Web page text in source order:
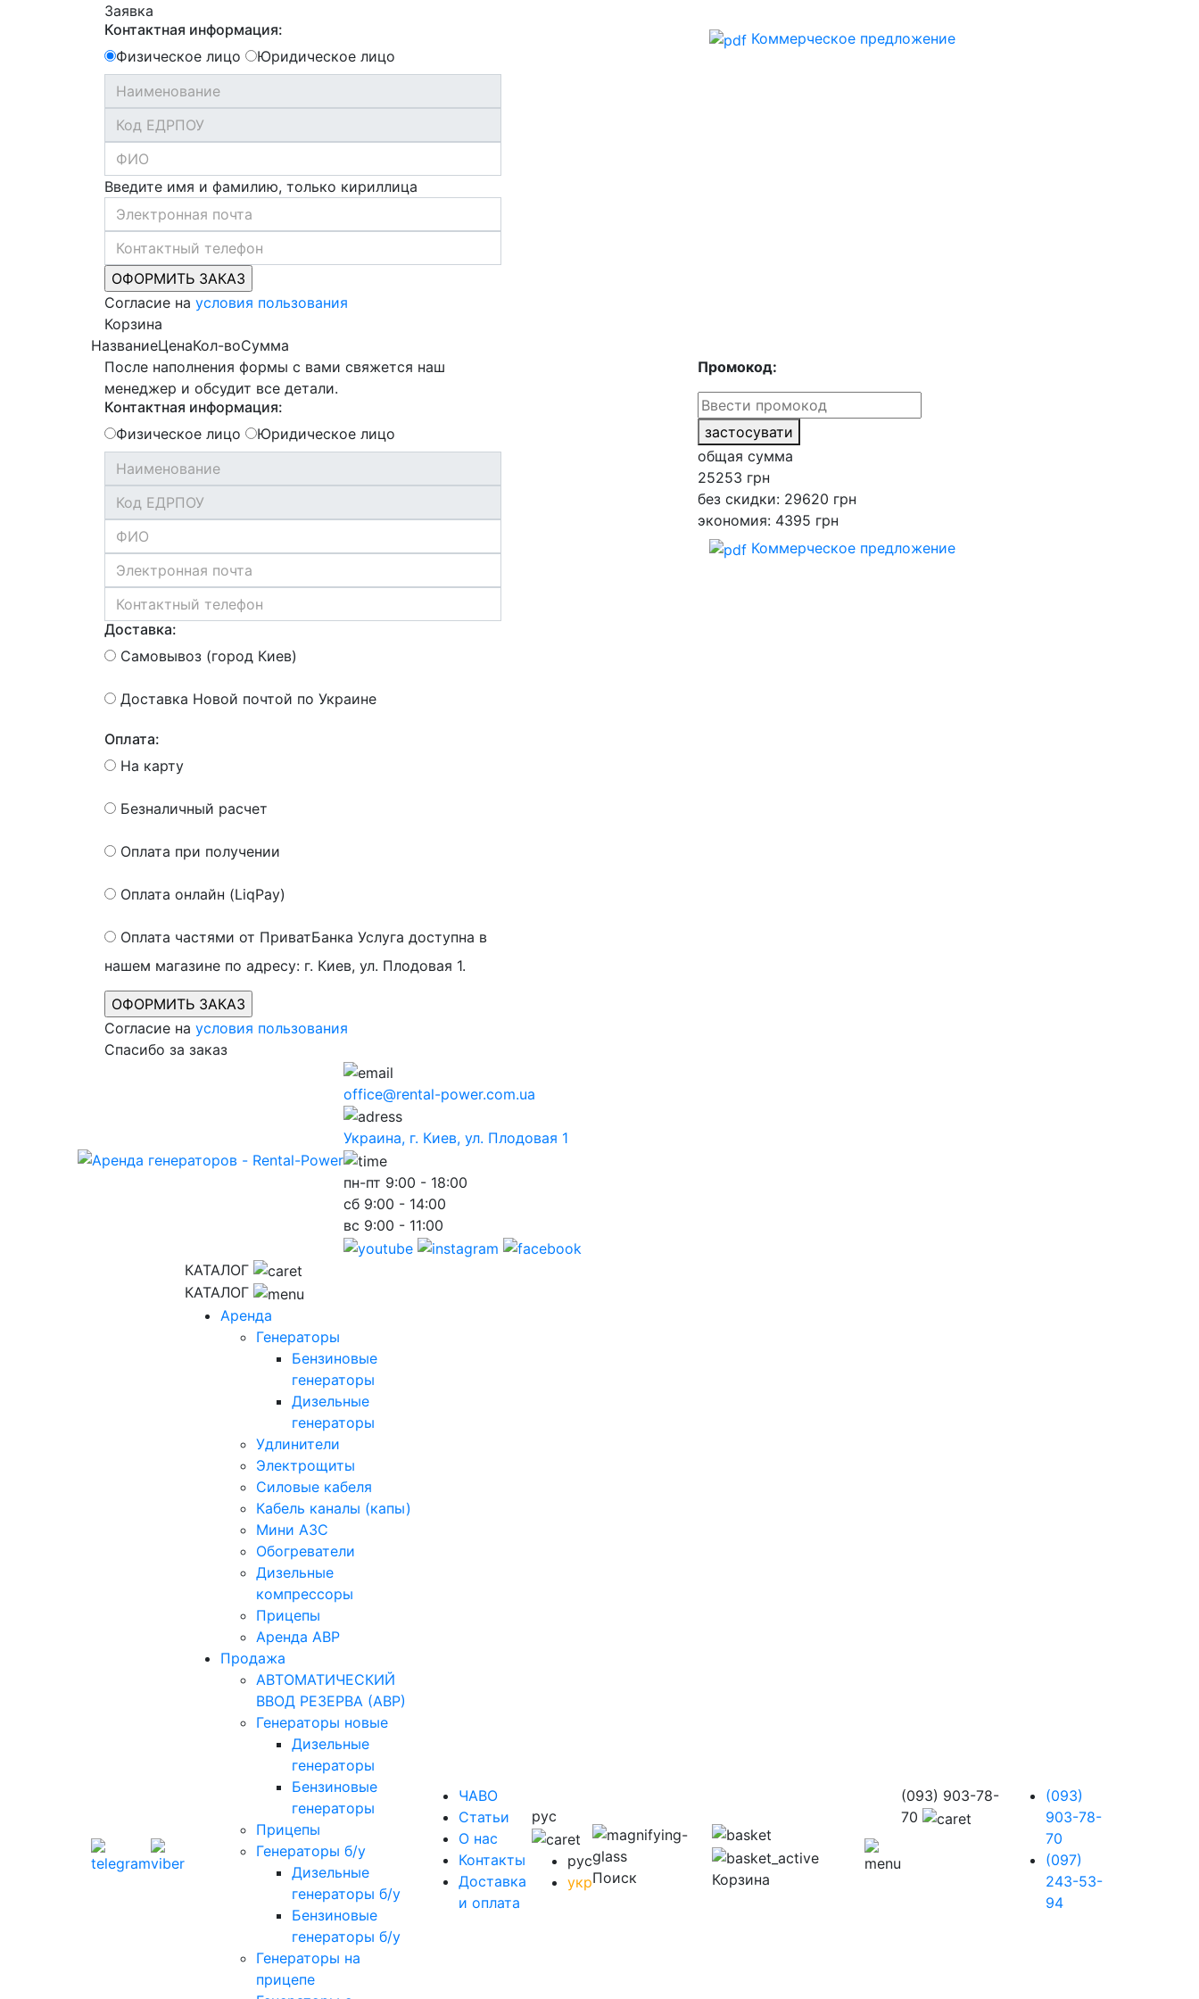
Заявка
Контактная информация:
Физическое лицо
Юридическое лицо
Введите имя и фамилию, только кириллица
Согласие на условия пользования
Коммерческое предложение
Корзина
НазваниеЦенаКол-воСумма
После наполнения формы с вами свяжется наш
менеджер и обсудит все детали.
Контактная информация:
Физическое лицо
Юридическое лицо
Доставка:
Самовывоз (город Киев)
Доставка Новой почтой по Украине
Оплата:
На карту
Безналичный расчет
Оплата при получении
Оплата онлайн (LiqPay)
Оплата частями от ПриватБанка Услуга доступна в
нашем магазине по адресу: г. Киев, ул. Плодовая 1.
Согласие на условия пользования
Промокод:
застосувати
общая сумма
25253 грн
без скидки: 29620 грн
экономия: 4395 грн
Коммерческое предложение
Спасибо за заказ
office@rental-power.com.ua
Украина, г. Киев, ул. Плодовая 1
пн-пт 9:00 - 18:00
сб 9:00 - 14:00
вс 9:00 - 11:00
КАТАЛОГ
КАТАЛОГ
Аренда
Генераторы
Бензиновые
генераторы
Дизельные
генераторы
Удлинители
Электрощиты
Силовые кабеля
Кабель каналы (капы)
Мини АЗС
Обогреватели
Дизельные
компрессоры
Прицепы
Аренда АВР
Продажа
АВТОМАТИЧЕСКИЙ
ВВОД РЕЗЕРВА (АВР)
Генераторы новые
Дизельные
генераторы
Бензиновые
генераторы
Прицепы
Генераторы б/у
Дизельные
генераторы б/у
Бензиновые
генераторы б/у
Генераторы на
прицепе
ЧАВО
Cтатьи
O нас
Контакты
Доставка
и оплата
рус
рус
укрПоиск Корзина
(093) 903-78-
70
(093)
903-78-
70
(097)
243-53-
94